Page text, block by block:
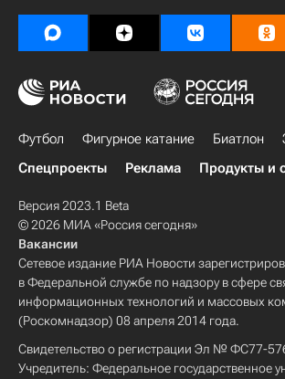
Футбол Фигурное катание Биатлон
Спецпроекты
Реклама Продукты и
Версия 2023.1 Beta
© 2026 МИА «Россия сегодня»
Вакансии
Сетевое издание РИА Новости
в Федеральной службе по надзору в сфере
информационных технологий и массовых
(Роскомнадзор) 08 апреля 2014 года.
Свидетельство о регистрации Эл № ФС77-
Учредитель: Федеральное государственное